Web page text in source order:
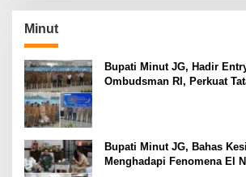
Minut
Bupati Minut JG, Hadir
Ombudsman RI, Perkuat
Bupati Minut JG, Bahas
Menghadapi Fenomena El